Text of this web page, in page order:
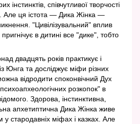
інстинктів, співчутливої творчості
Але ця істота — Дика Жінка —
"Цивілізувальний" вплив
в дитині все "дике", тобто
двадцять років практикує і
Юнга та досліджує міфи різних
відродити споконвічний Дух
розкопок" в
Здорова, інстинктивна,
апхетиптична Дика Жінка живе
стародавніх міфах і казках. Але